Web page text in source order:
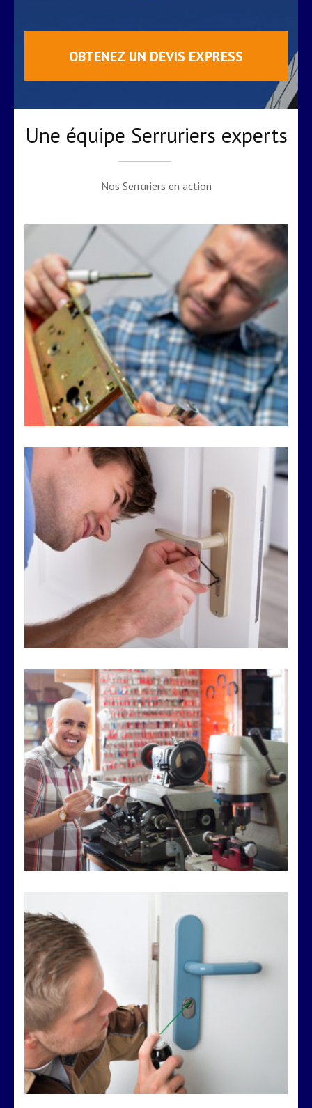
OBTENEZ UN DEVIS EXPRESS
Une équipe Serruriers experts
Nos Serruriers en action
Changement de serrure encastrée à
cylindre
Remplacement complet d’un boîtier serrure à cylindre
européen à encastrer
VOIR LES DÉTAILS
Ouverture fine de serrure
Ouverture fine par crochetage de serrure
VOIR LES DÉTAILS
Reproduction de clé
Reproduction de clé protégée par une carte propriétaire
VOIR LES DÉTAILS
Maintenance porte et serrure
Entretien annuel contrôle, lubrification et autres
mécanismes de serrurerie pour une collectivité
VOIR LES DÉTAILS